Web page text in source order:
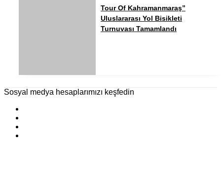
Tour Of Kahramanmaraş”
Uluslararası Yol Bisikleti
Turnuvası Tamamlandı
Sosyal medya hesaplarımızı keşfedin